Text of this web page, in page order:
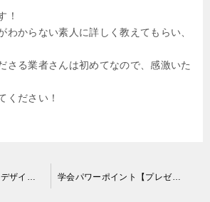
！
わからない素人に詳しく教えてもらい、
さる業者さんは初めてなので、感激いた
ください！